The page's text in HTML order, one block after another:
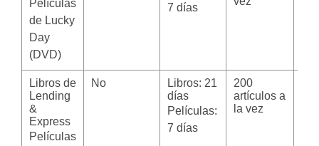
Películas
de Lucky
Day
(DVD)
7 días
Libros de
Lending
&
Express
Películas
No
Libros: 21
días
Películas:
7 días
200
artículos a
la vez